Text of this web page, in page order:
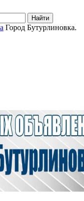
Найти
Город Бутурлиновка.